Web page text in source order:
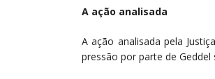
A ação analisada
A ação analisada pela
pressão por parte de